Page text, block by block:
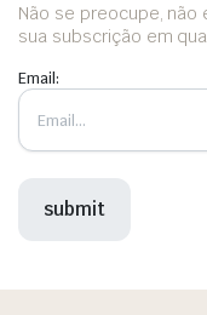
Não se preocupe, não
sua subscrição em
Email: